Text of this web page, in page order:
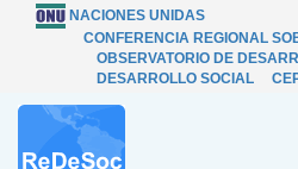
NACIONES UNIDAS
CONFERENCIA REGIONAL
OBSERVATORIO DE
DESARROLLO SOCIAL